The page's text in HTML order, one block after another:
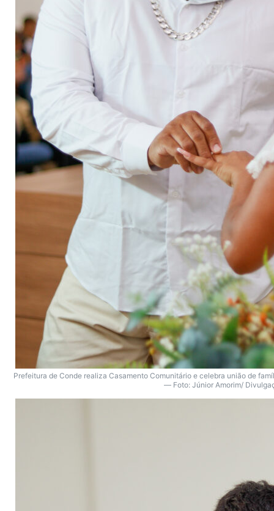
Prefeitura de Conde realiza Casamento Comunitário e celebra união de
— Foto: Júnior Amorim/